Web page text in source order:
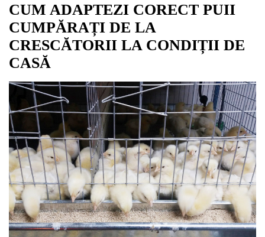
CUM ADAPTEZI CORECT PUII
CUMPĂRAȚI DE LA
CRESCĂTORII LA CONDIȚII DE
CASĂ